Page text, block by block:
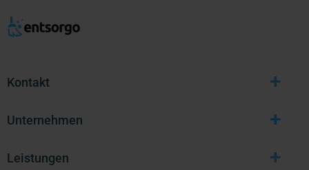
Kontakt +
Unternehmen +
Leistungen +